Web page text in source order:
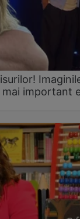
mai important